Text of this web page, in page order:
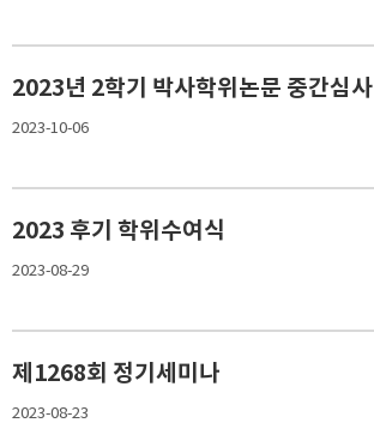
2023년 2학기 박사학위논문 중간심사
2023-10-06
2023 후기 학위수여식
2023-08-29
제1268회 정기세미나
2023-08-23